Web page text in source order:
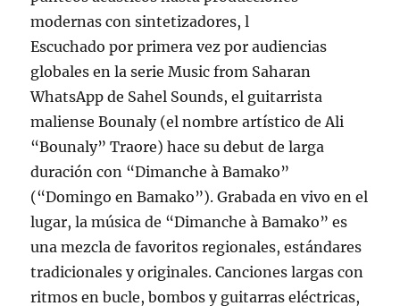
modernas con sintetizadores, l
Escuchado por primera vez por audiencias
globales en la serie Music from Saharan
WhatsApp de Sahel Sounds, el guitarrista
maliense Bounaly (el nombre artístico de Ali
“Bounaly” Traore) hace su debut de larga
duración con “Dimanche à Bamako”
(“Domingo en Bamako”). Grabada en vivo en el
lugar, la música de “Dimanche à Bamako” es
una mezcla de favoritos regionales, estándares
tradicionales y originales. Canciones largas con
ritmos en bucle, bombos y guitarras eléctricas,